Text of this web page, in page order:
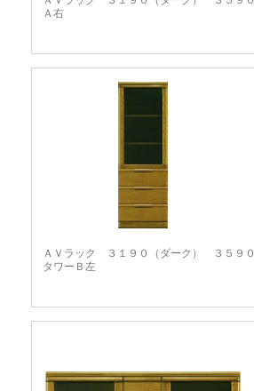
Ａ右
ＡＶラック ３１９０（ダーク） ３５９０
タワーＢ左